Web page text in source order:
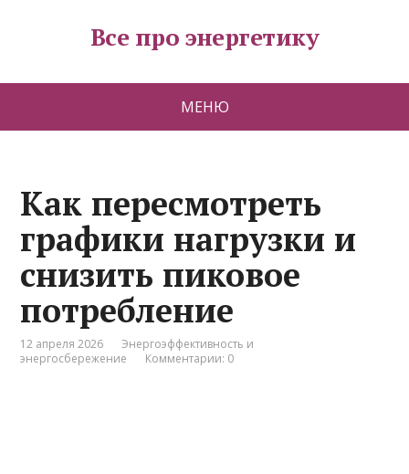
Все про энергетику
МЕНЮ
Как пересмотреть
графики нагрузки и
снизить пиковое
потребление
12 апреля 2026
Энергоэффективность и
энергосбережение
Комментарии: 0